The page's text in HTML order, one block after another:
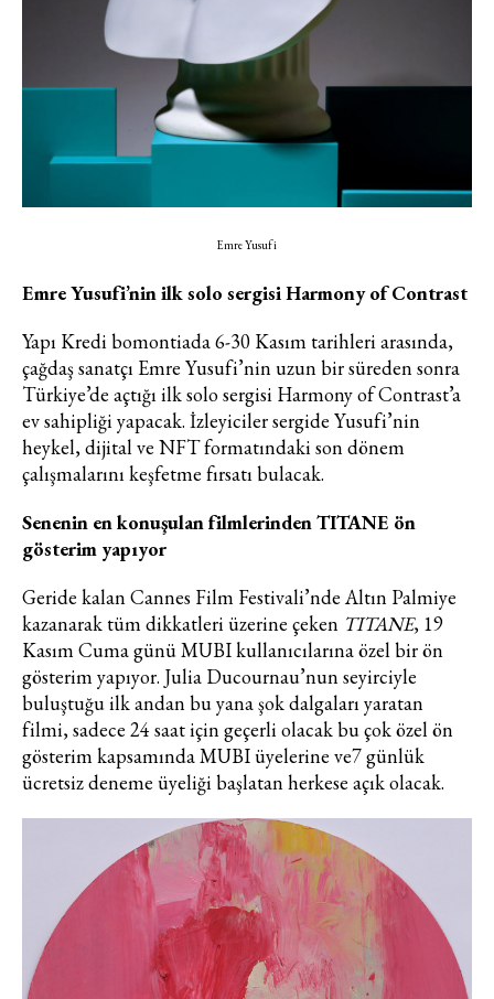
Haftalık E-Bülten
Moda dünyasında neler oluyor? Yeni
Emre Yusufi
Emre Yusufi’nin ilk solo sergisi Harmony of Contrast
Yapı Kredi bomontiada 6-30 Kasım tarihleri arasında,
çağdaş sanatçı Emre Yusufi’nin uzun bir süreden sonra
Türkiye’de açtığı ilk solo sergisi Harmony of Contrast’a
ev sahipliği yapacak. İzleyiciler sergide Yusufi’nin
heykel, dijital ve NFT formatındaki son dönem
çalışmalarını keşfetme fırsatı bulacak.
Senenin en konuşulan filmlerinden TITANE ön
gösterim yapıyor
Geride kalan Cannes Film Festivali’nde Altın Palmiye
kazanarak tüm dikkatleri üzerine çeken TITANE, 19
Kasım Cuma günü MUBI kullanıcılarına özel bir ön
gösterim yapıyor. Julia Ducournau’nun seyirciyle
buluştuğu ilk andan bu yana şok dalgaları yaratan
filmi, sadece 24 saat için geçerli olacak bu çok özel ön
gösterim kapsamında MUBI üyelerine ve7 günlük
ücretsiz deneme üyeliği başlatan herkese açık olacak.